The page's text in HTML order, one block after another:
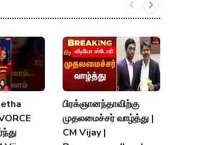
வீடியோ ஸ்டோரி
பிரக்ஞானந்தாவிற்கு
முதலமைச்சர் வாழ்த்து |
CM Vijay |